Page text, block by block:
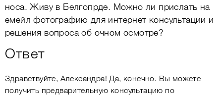
носа. Живу в Белгопрде. Можно ли прислать на
емейл фотографию для интернет консультации и
решения вопроса об очном осмотре?
Ответ
Здравствуйте, Александра! Да, конечно. Вы можете
получить предварительную консультацию по